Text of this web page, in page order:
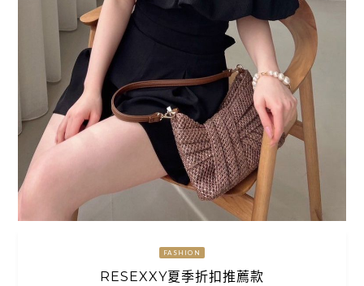
FASHION
RESEXXY夏季折扣推薦款